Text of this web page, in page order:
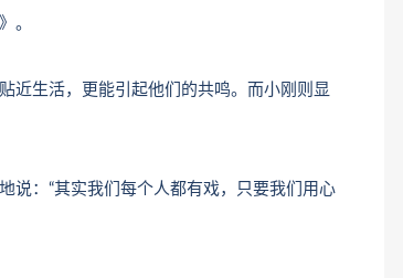
。
近生活，更能引起他们的共鸣。而小刚则显
说：“其实我们每个人都有戏，只要我们用心